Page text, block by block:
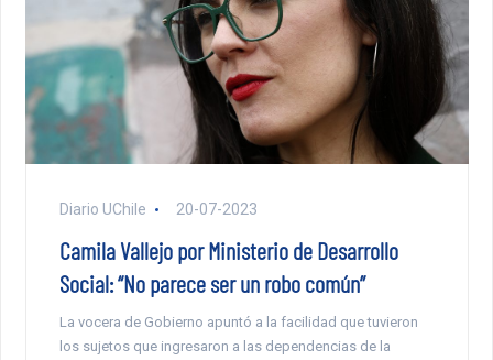
Diario UChile 20-07-2023
Camila Vallejo por Ministerio de Desarrollo
Social: “No parece ser un robo común”
La vocera de Gobierno apuntó a la facilidad que tuvieron
los sujetos que ingresaron a las dependencias de la